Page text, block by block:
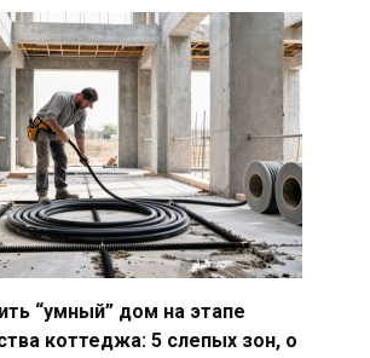
“умный” дом на этапе
коттеджа: 5 слепых зон, о